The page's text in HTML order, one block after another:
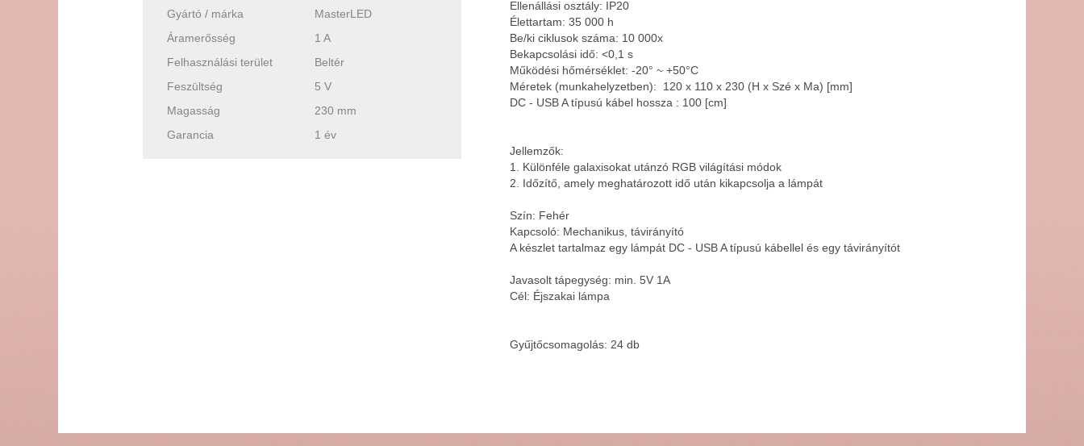
Gyártó / márka
MasterLED
Áramerősség
1 A
Felhasználási terület
Beltér
Feszültség
5 V
Magasság
230 mm
Garancia
1 év
Ellenállási osztály: IP20
Élettartam: 35 000 h
Be/ki ciklusok száma: 10 000x
Bekapcsolási idő: <0,1 s
Működési hőmérséklet: -20° ~ +50°C
Méretek (munkahelyzetben): 120 x 110 x 230 (H x Szé x Ma) [mm]
DC - USB A típusú kábel hossza : 100 [cm]
Jellemzők:
1. Különféle galaxisokat utánzó RGB világítási módok
2. Időzítő, amely meghatározott idő után kikapcsolja a lámpát
Szín: Fehér
Kapcsoló: Mechanikus, távirányító
A készlet tartalmaz egy lámpát DC - USB A típusú kábellel és egy távirányítót
Javasolt tápegység: min. 5V 1A
Cél: Éjszakai lámpa
Gyűjtőcsomagolás: 24 db